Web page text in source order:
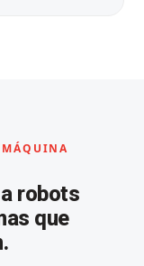
MÁQUINA
robots
que